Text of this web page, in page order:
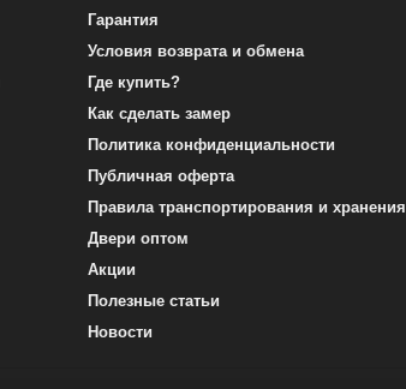
Гарантия
Условия возврата и обмена
Где купить?
Как сделать замер
Политика конфиденциальности
Публичная оферта
Правила транспортирования и хранения
Двери оптом
Акции
Полезные статьи
Новости